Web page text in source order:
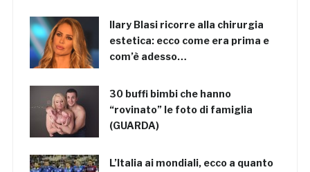
Ilary Blasi ricorre alla chirurgia
estetica: ecco come era prima e
com’è adesso…
30 buffi bimbi che hanno
“rovinato” le foto di famiglia
(GUARDA)
L’Italia ai mondiali, ecco a quanto